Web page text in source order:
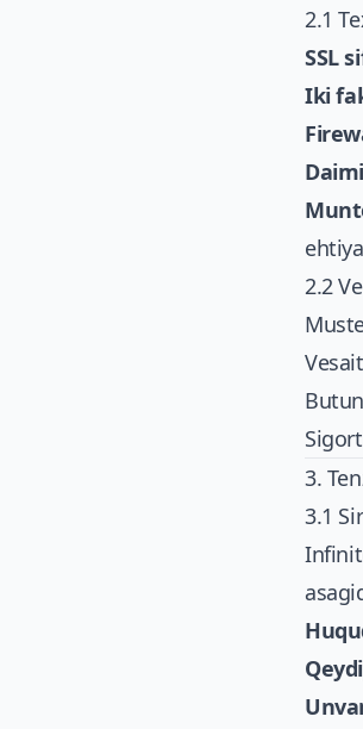
2.1
SSL
Iki
2.2
3.
3.1